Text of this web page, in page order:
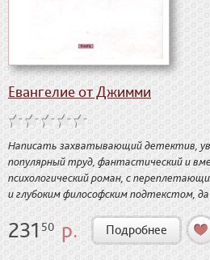
Евангелие от Джимми
Написать захватывающий детектив,
популярный труд, фантастический и
психологический роман, с
и глубоким философским подтекстом,
23150 р. Подробнее